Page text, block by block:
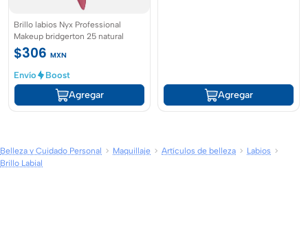
Brillo labios Nyx Professional
Makeup bridgerton 25 natural
$306 MXN
Envío
Boost
Agregar Agregar
Belleza y Cuidado Personal Maquillaje Artículos de belleza
Labios
Brillo Labial